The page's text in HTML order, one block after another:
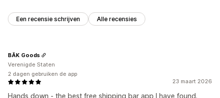
Een recensie schrijven Alle recensies
23 maart 2026
Hands down - the best free shipping bar app I have found.
BĀK Goods
Verenigde Staten
2 dagen gebruiken de app